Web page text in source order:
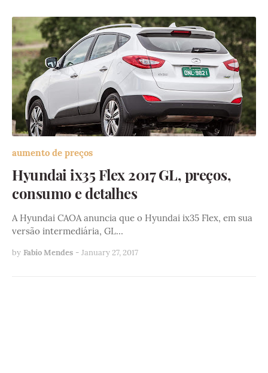
aumento de preços
Hyundai ix35 Flex 2017 GL, preços,
consumo e detalhes
A Hyundai CAOA anuncia que o Hyundai ix35 Flex, em sua
versão intermediária, GL…
by Fabio Mendes - January 27, 2017